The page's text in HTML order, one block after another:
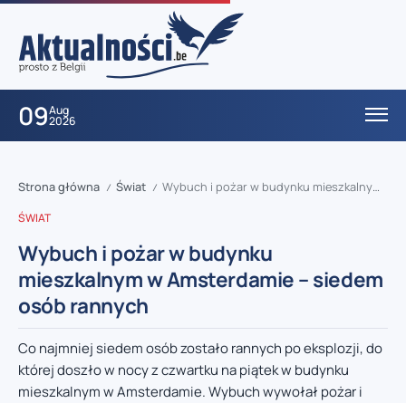
09Aug
2026
Strona główna / Świat / Wybuch i pożar w budynku mieszkalnym w Amsterdamie – siedem osób rannych
ŚWIAT
Wybuch i pożar w budynku
mieszkalnym w Amsterdamie – siedem
osób rannych
Co najmniej siedem osób zostało rannych po eksplozji, do
której doszło w nocy z czwartku na piątek w budynku
mieszkalnym w Amsterdamie. Wybuch wywołał pożar i